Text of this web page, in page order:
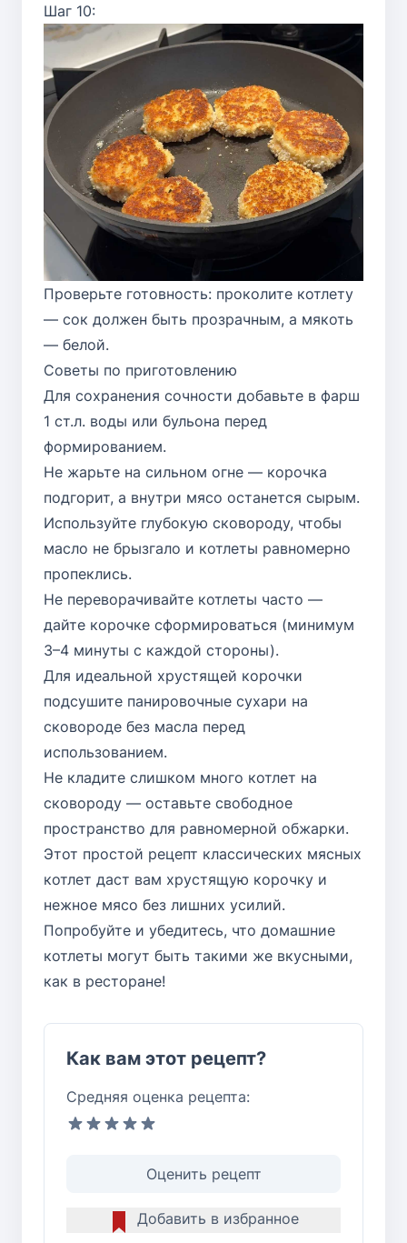
Шаг 10:
Проверьте готовность: проколите котлету
— сок должен быть прозрачным, а мякоть
— белой.
Советы по приготовлению
Для сохранения сочности добавьте в фарш
1 ст.л. воды или бульона перед
формированием.
Не жарьте на сильном огне — корочка
подгорит, а внутри мясо останется сырым.
Используйте глубокую сковороду, чтобы
масло не брызгало и котлеты равномерно
пропеклись.
Не переворачивайте котлеты часто —
дайте корочке сформироваться (минимум
3–4 минуты с каждой стороны).
Для идеальной хрустящей корочки
подсушите панировочные сухари на
сковороде без масла перед
использованием.
Не кладите слишком много котлет на
сковороду — оставьте свободное
пространство для равномерной обжарки.
Этот простой рецепт классических мясных
котлет даст вам хрустящую корочку и
нежное мясо без лишних усилий.
Попробуйте и убедитесь, что домашние
котлеты могут быть такими же вкусными,
как в ресторане!
Как вам этот рецепт?
Средняя оценка рецепта:
Оценить рецепт
Добавить в избранное